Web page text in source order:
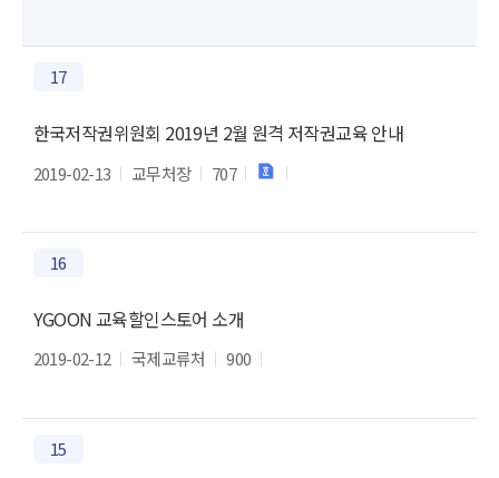
17
한국저작권위원회 2019년 2월 원격 저작권교육 안내
2019-02-13 교무처장 707
16
YGOON 교육할인스토어 소개
2019-02-12 국제교류처 900
15